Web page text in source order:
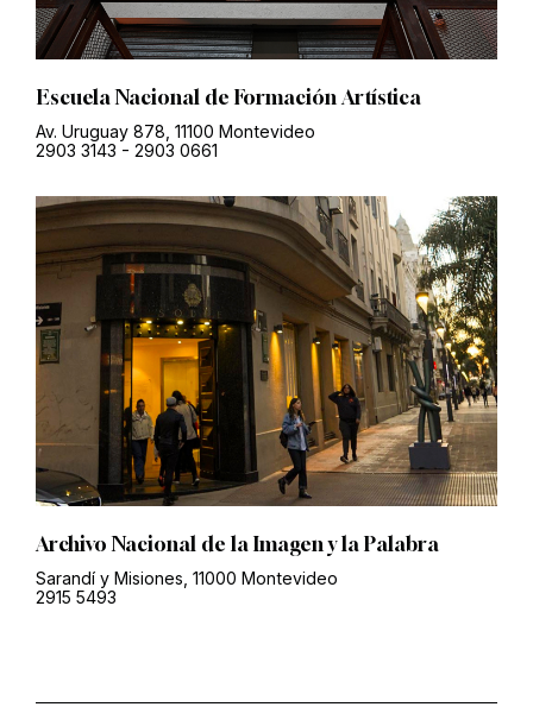
Escuela Nacional de Formación Artística
Av. Uruguay 878, 11100 Montevideo
2903 3143 - 2903 0661
Archivo Nacional de la Imagen y la Palabra
Sarandí y Misiones, 11000 Montevideo
2915 5493